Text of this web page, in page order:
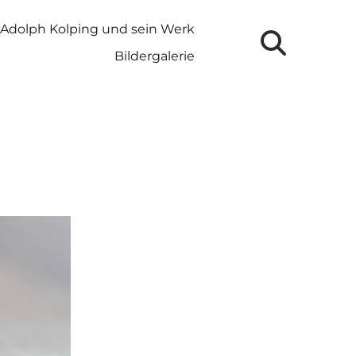
Adolph Kolping und sein Werk
Bildergalerie